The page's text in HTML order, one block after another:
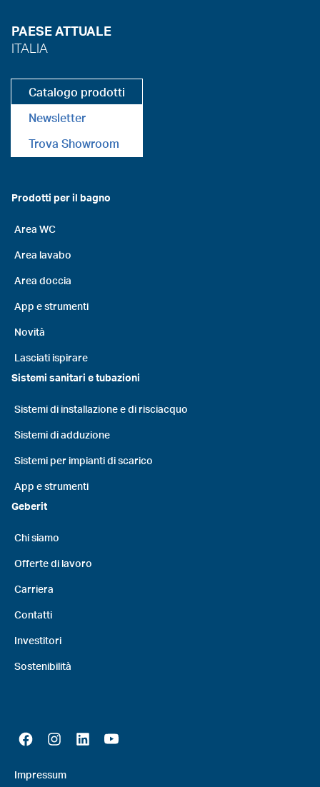
PAESE ATTUALE
ITALIA
Catalogo prodotti
Newsletter
Trova Showroom
Prodotti per il bagno
Area WC
Area lavabo
Area doccia
App e strumenti
Novità
Lasciati ispirare
Sistemi sanitari e tubazioni
Sistemi di installazione e di risciacquo
Sistemi di adduzione
Sistemi per impianti di scarico
App e strumenti
Geberit
Chi siamo
Offerte di lavoro
Carriera
Contatti
Investitori
Sostenibilità
Impressum